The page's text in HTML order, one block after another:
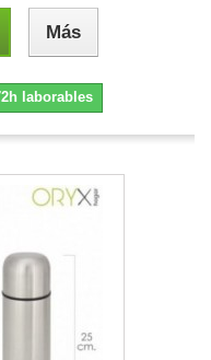
Más
laborables